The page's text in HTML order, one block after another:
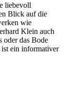
liebevoll
Blick auf die
wie
Klein auch
oder das Bode
ein informativer